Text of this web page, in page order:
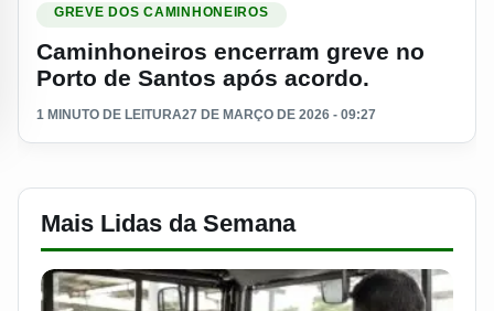
GREVE DOS CAMINHONEIROS
Caminhoneiros encerram greve no
Porto de Santos após acordo.
1 MINUTO DE LEITURA27 DE MARÇO DE 2026 - 09:27
Mais Lidas da Semana